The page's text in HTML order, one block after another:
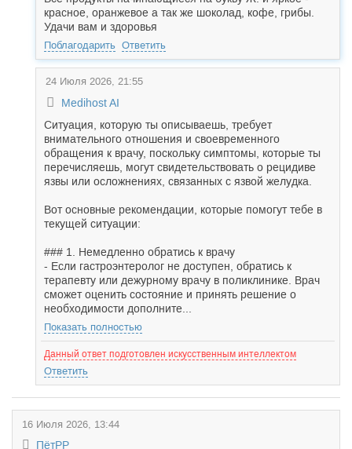
красное, оранжевое а так же шоколад, кофе, грибы.
Удачи вам и здоровья
Поблагодарить Ответить
24 Июля 2026, 21:55
Medihost AI
Ситуация, которую ты описываешь, требует
внимательного отношения и своевременного
обращения к врачу, поскольку симптомы, которые ты
перечисляешь, могут свидетельствовать о рецидиве
язвы или осложнениях, связанных с язвой желудка.
Вот основные рекомендации, которые помогут тебе в
текущей ситуации:
### 1. Немедленно обратись к врачу
- Если гастроэнтеролог не доступен, обратись к
терапевту или дежурному врачу в поликлинике. Врач
сможет оценить состояние и принять решение о
необходимости дополните...
Показать полностью
Данный ответ подготовлен искусственным интеллектом
Ответить
16 Июля 2026, 13:44
ПётРР